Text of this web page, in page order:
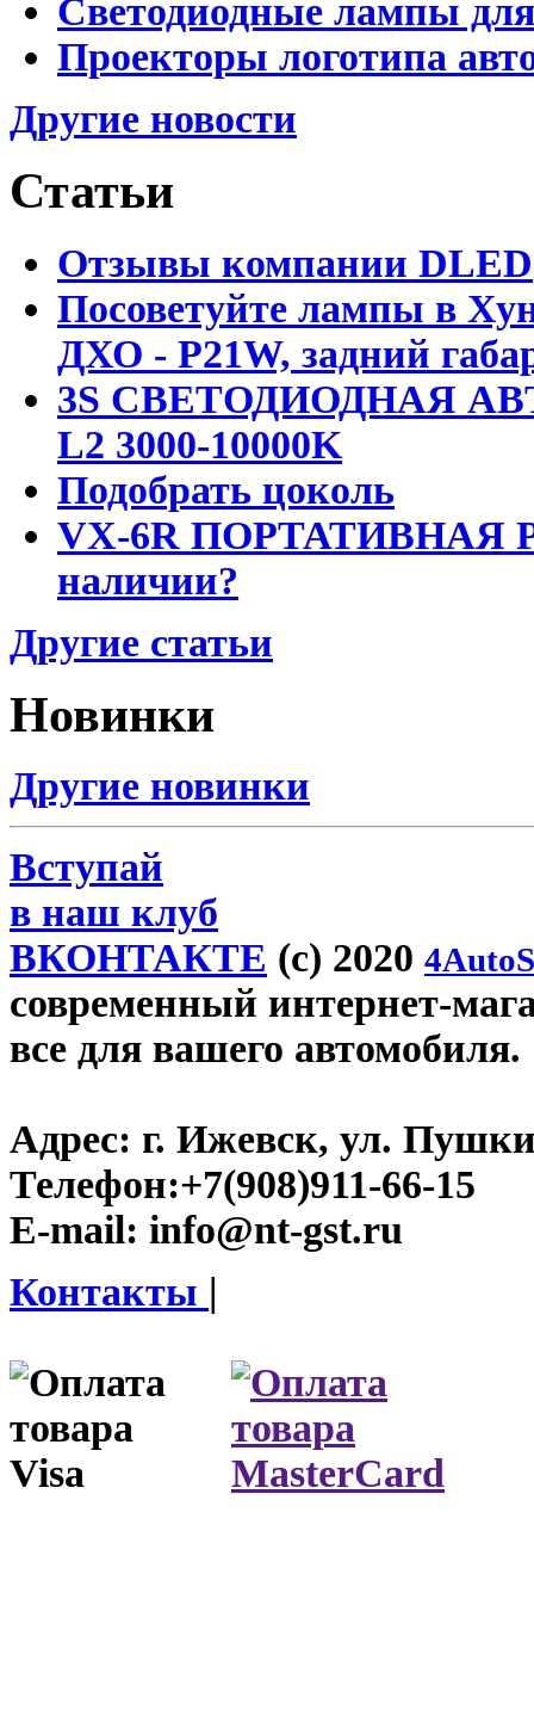
Светодиодные лампы
Проекторы логотипа
Другие новости
Статьи
Отзывы компании DLED
Посоветуйте лампы в
ДХО - P21W, задний
3S СВЕТОДИОДНАЯ
L2 3000-10000K
Подобрать цоколь
VX-6R ПОРТАТИВНАЯ
наличии?
Другие статьи
Новинки
Другие новинки
Вступай
в наш клуб
ВКОНТАКТЕ (c) 2020
современный интернет-
все для вашего автомобиля.
Адрес: г. Ижевск, ул.
Телефон:+7(908)911-66-15
E-mail: info@nt-gst.ru
Контакты |